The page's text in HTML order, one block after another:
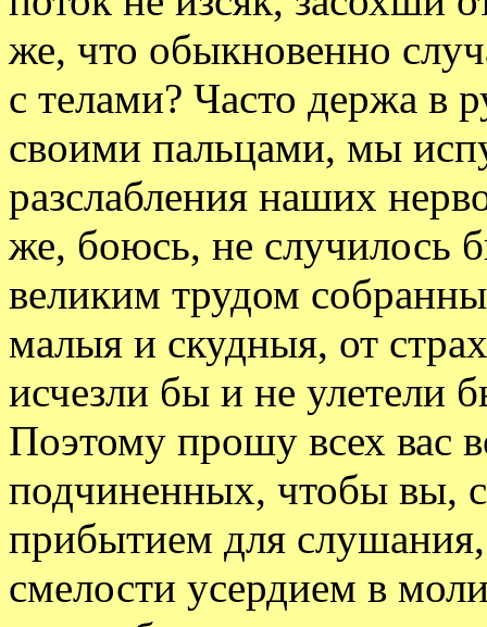
же, что обыкновенно
с телами? Часто держа в
своими пальцами, мы
разслабления наших
же, боюсь, не случилось
великим трудом
малыя и скудныя, от
исчезли бы и не улетели
Поэтому прошу всех вас
подчиненных, чтобы вы,
прибытием для
смелости усердием в